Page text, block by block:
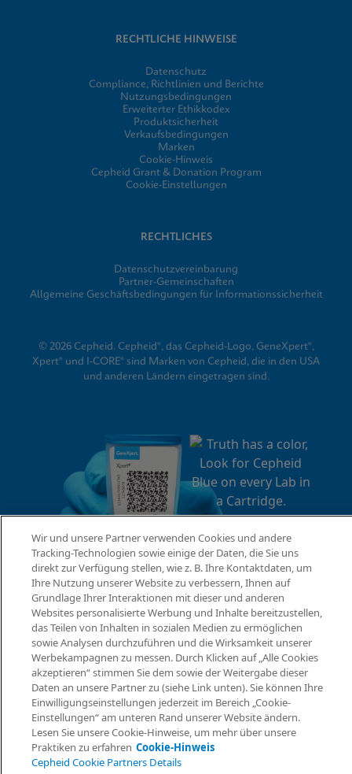
RECHTLICHE HINWEISE
Datenschutz
Compliance, Richtlinien und Berichte
Nutzungsbedingungen
Erweiterter Ethikkodex
Produktsicherheit
Verkaufsbedingungen
Marken
Cookie-Hinweis
Cepheid Grant & Donation Program
Cookie-Einstellungen
RECHTLICHES
Datenschutzvereinbarung
Partner-Gemeinschaften
Allgemeine Geschäftsbedingungen für Informationssicherheit
© 2026 Cepheid. Cepheid®, das Cepheid-Logo, GeneXpert®,
Xpert® und I-CORE® sind Marken von Cepheid, die in den USA
und anderen Ländern eingetragen sind.
Wir und unsere Partner verwenden Cookies und andere
Tracking-Technologien sowie einige der Daten, die Sie uns
direkt zur Verfügung stellen, wie z. B. Ihre Kontaktdaten, um
Ihre Nutzung unserer Website zu verbessern, Ihnen auf
Grundlage Ihrer Interaktionen mit dieser und anderen
Websites personalisierte Werbung und Inhalte bereitzustellen,
das Teilen von Inhalten in sozialen Medien zu ermöglichen
sowie Analysen durchzuführen und die Wirksamkeit unserer
Werbekampagnen zu messen. Durch Klicken auf „Alle Cookies
akzeptieren“ stimmen Sie dem sowie der Weitergabe dieser
Daten an unsere Partner zu (siehe Link unten). Sie können Ihre
Einwilligungseinstellungen jederzeit im Bereich „Cookie-
Einstellungen“ am unteren Rand unserer Website ändern.
Lesen Sie unsere Cookie-Hinweise, um mehr über unsere
Praktiken zu erfahren Cookie-Hinweis
Cepheid Cookie Partners Details